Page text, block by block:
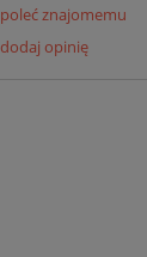
poleć znajomemu
dodaj opinię